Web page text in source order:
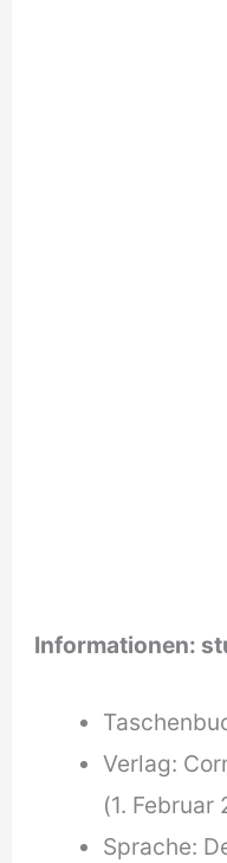
Informationen:
Verlag:
(1. Februar
Sprache: